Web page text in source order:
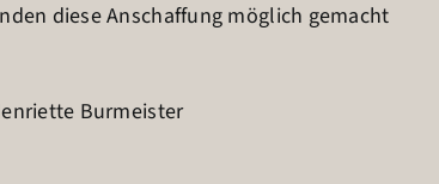
diese Anschaffung möglich gemacht
Burmeister